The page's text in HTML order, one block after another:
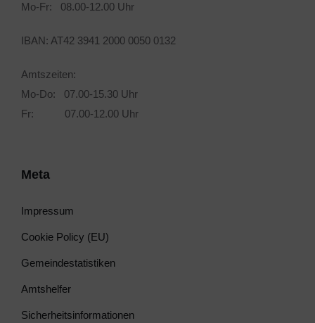
Mo-Fr: 08.00-12.00 Uhr
IBAN: AT42 3941 2000 0050 0132
Amtszeiten:
Mo-Do: 07.00-15.30 Uhr
Fr: 07.00-12.00 Uhr
Meta
Impressum
Cookie Policy (EU)
Gemeindestatistiken
Amtshelfer
Sicherheitsinformationen